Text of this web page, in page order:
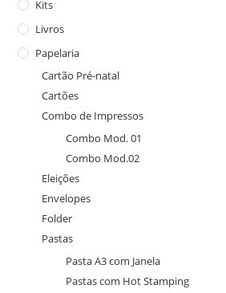
Kits
Livros
Papelaria
Cartão Pré-natal
Cartões
Combo de Impressos
Combo Mod. 01
Combo Mod.02
Eleições
Envelopes
Folder
Pastas
Pasta A3 com Janela
Pastas com Hot Stamping